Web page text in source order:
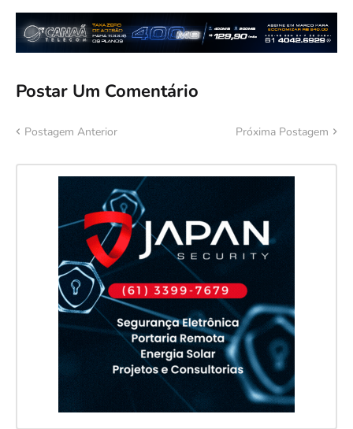
Postar Um Comentário
Postagem Anterior Próxima Postagem